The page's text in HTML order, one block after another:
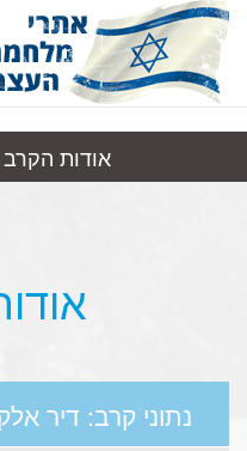
אודות הקרב
נתוני קרב: דיר